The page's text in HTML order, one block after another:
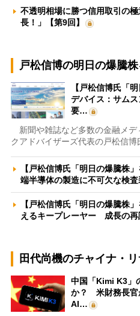
不透明相場に勝つ信用取引の
長！」【第9回】
戸松信博の明日の爆騰株
【戸松信博氏「
デバイス：サム
要…
新聞や雑誌など多数の金融メデ
クアドバイザーズ代表の戸松信
【戸松信博氏「明日の爆騰株
端半導体の製造に不可欠な検
【戸松信博氏「明日の爆騰株
えるキープレーヤー 成長の
田代尚機のチャイナ・
中国「Kimi K3」
か？ 米財務長官
AI…